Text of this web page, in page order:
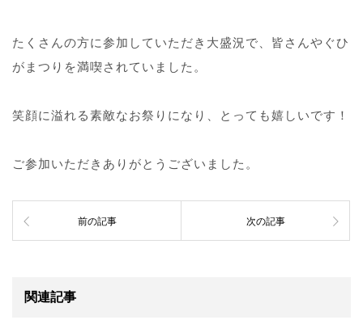
たくさんの方に参加していただき大盛況で、皆さんやぐひ
がまつりを満喫されていました。
笑顔に溢れる素敵なお祭りになり、とっても嬉しいです！
ご参加いただきありがとうございました。
前の記事 次の記事
関連記事